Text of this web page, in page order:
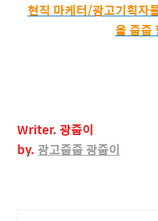
현직 마케터/광고기획자
을 줍줍
Writer.광줍이
by.광고줍줍광줍이